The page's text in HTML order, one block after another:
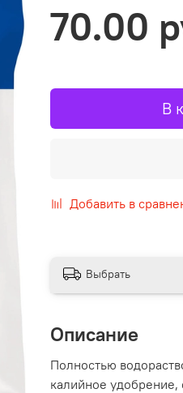
70.00
В
Добавить в
Выбрать
Описание
Полностью
калийное